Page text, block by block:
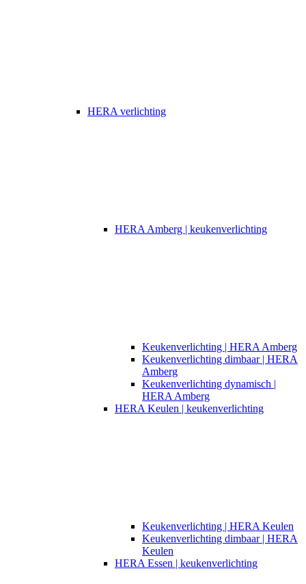
HERA verlichting
HERA Amberg | keukenverlichting
Keukenverlichting | HERA Amberg
Keukenverlichting dimbaar | HERA
Amberg
Keukenverlichting dynamisch |
HERA Amberg
HERA Keulen | keukenverlichting
Keukenverlichting | HERA Keulen
Keukenverlichting dimbaar | HERA
Keulen
HERA Essen | keukenverlichting